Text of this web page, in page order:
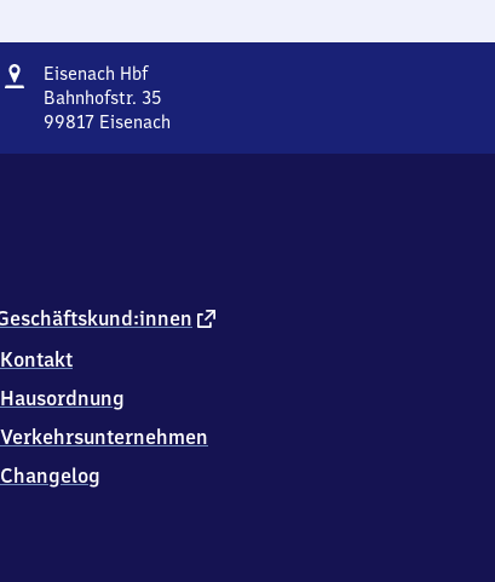
Adresse
Eisenach HbfEisenach
Hauptbahnhof
Bahnhofstr. 35
99817 Eisenach
1
Eisenach
externer
Kontakt
Hausordnung
Verkehrsunternehmen
Changelog